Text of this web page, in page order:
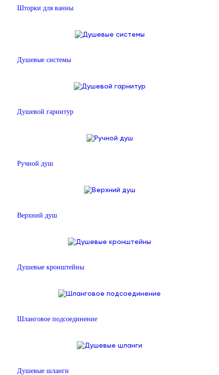
Шторки для ванны
Душевые системы
Душевой гарнитур
Ручной душ
Верхний душ
Душевые кронштейны
Шланговое подсоединение
Душевые шланги